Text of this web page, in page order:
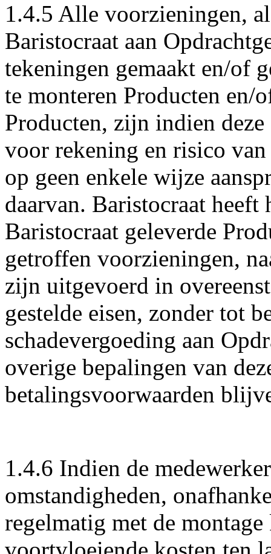
1.4.5 Alle voorzieningen,
Baristocraat aan
tekeningen gemaakt en/of
te monteren Producten en/
Producten, zijn indien
voor rekening en risico
op geen enkele wijze
daarvan. Baristocraat heeft
Baristocraat geleverde
getroffen voorzieningen,
zijn uitgevoerd in
gestelde eisen, zonder tot
schadevergoeding aan
overige bepalingen van
betalingsvoorwaarden
1.4.6 Indien de
omstandigheden,
regelmatig met de